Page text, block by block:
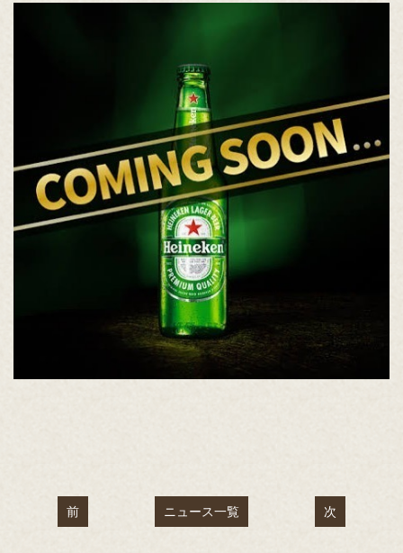
前 ニュース一覧 次